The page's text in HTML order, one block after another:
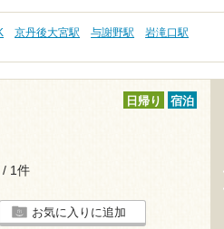
京丹後大宮駅 与謝野駅
岩滝口駅
日帰り 宿泊
/ 1件
お気に入りに追加